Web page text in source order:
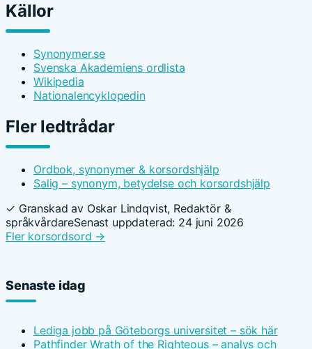
Källor
Synonymer.se
Svenska Akademiens ordlista
Wikipedia
Nationalencyklopedin
Fler ledtrådar
Ordbok, synonymer & korsordshjälp
Salig – synonym, betydelse och korsordshjälp
✓ Granskad av Oskar Lindqvist, Redaktör &
språkvårdareSenast uppdaterad: 24 juni 2026
Fler korsordsord →
Senaste idag
Lediga jobb på Göteborgs universitet – sök här
Pathfinder Wrath of the Righteous – analys och